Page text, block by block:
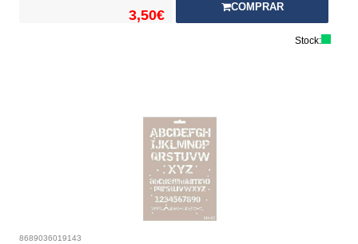
3,50€
COMPRAR
Stock:
8689036019143